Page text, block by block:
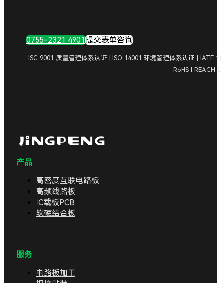
0755-2321 4901提交表单咨询
ISO 9001 质量管理体系认证 | ISO 14001 环境管理体系认证 | IATF
RoHS | REACH
产品
高密度互联电路板
高频线路板
IC载板PCB
软硬结合板
服务
电路板加工